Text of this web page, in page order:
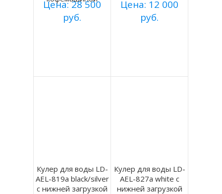
Цена: 28 500
руб.
Цена: 12 000
руб.
Кулер для воды LD-
AEL-819a black/silver
с нижней загрузкой
Кулер для воды LD-
AEL-827a white с
нижней загрузкой